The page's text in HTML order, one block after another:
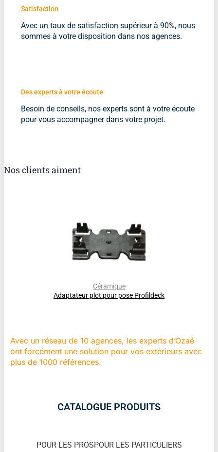
Satisfaction
Avec un taux de satisfaction supérieur à 90%, nous
sommes à votre disposition dans nos agences.
Des experts à votre écoute
Besoin de conseils, nos experts sont à votre écoute
pour vous accompagner dans votre projet.
Nos clients aiment
Céramique
Adaptateur plot pour pose Profildeck
Avec un réseau de 10 agences, les experts d’Ozaé
ont forcément une solution pour vos extérieurs avec
plus de 1000 références.
CATALOGUE PRODUITS
POUR LES PROSPOUR LES PARTICULIERS